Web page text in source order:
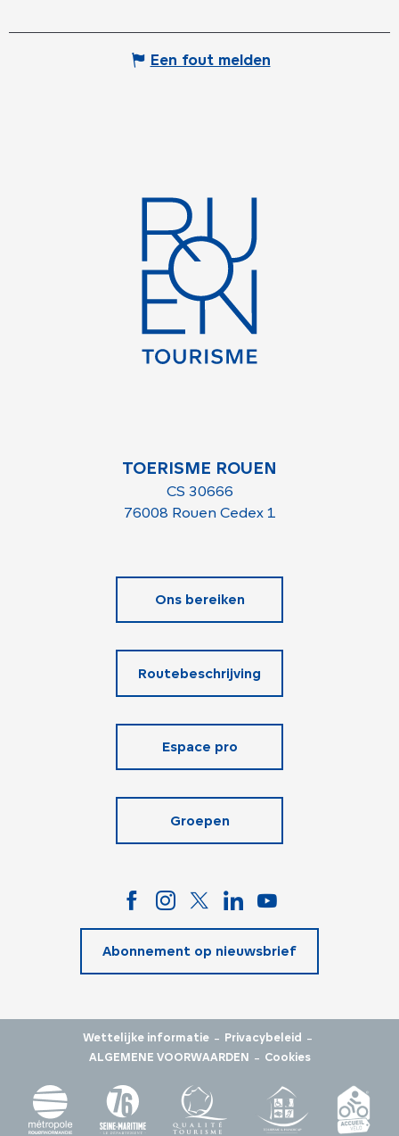
Een fout melden
TOERISME ROUEN
CS 30666
76008 Rouen Cedex 1
Ons bereiken
Routebeschrijving
Espace pro
Groepen
Abonnement op nieuwsbrief
Wettelijke informatie - Privacybeleid -
ALGEMENE VOORWAARDEN - Cookies